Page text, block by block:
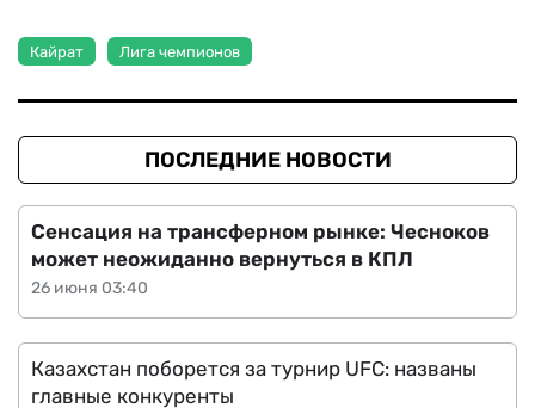
Кайрат Лига чемпионов
ПОСЛЕДНИЕ НОВОСТИ
26 июня 03:40
Сенсация на трансферном рынке: Чесноков
может неожиданно вернуться в КПЛ
Казахстан поборется за турнир UFC: названы
главные конкуренты